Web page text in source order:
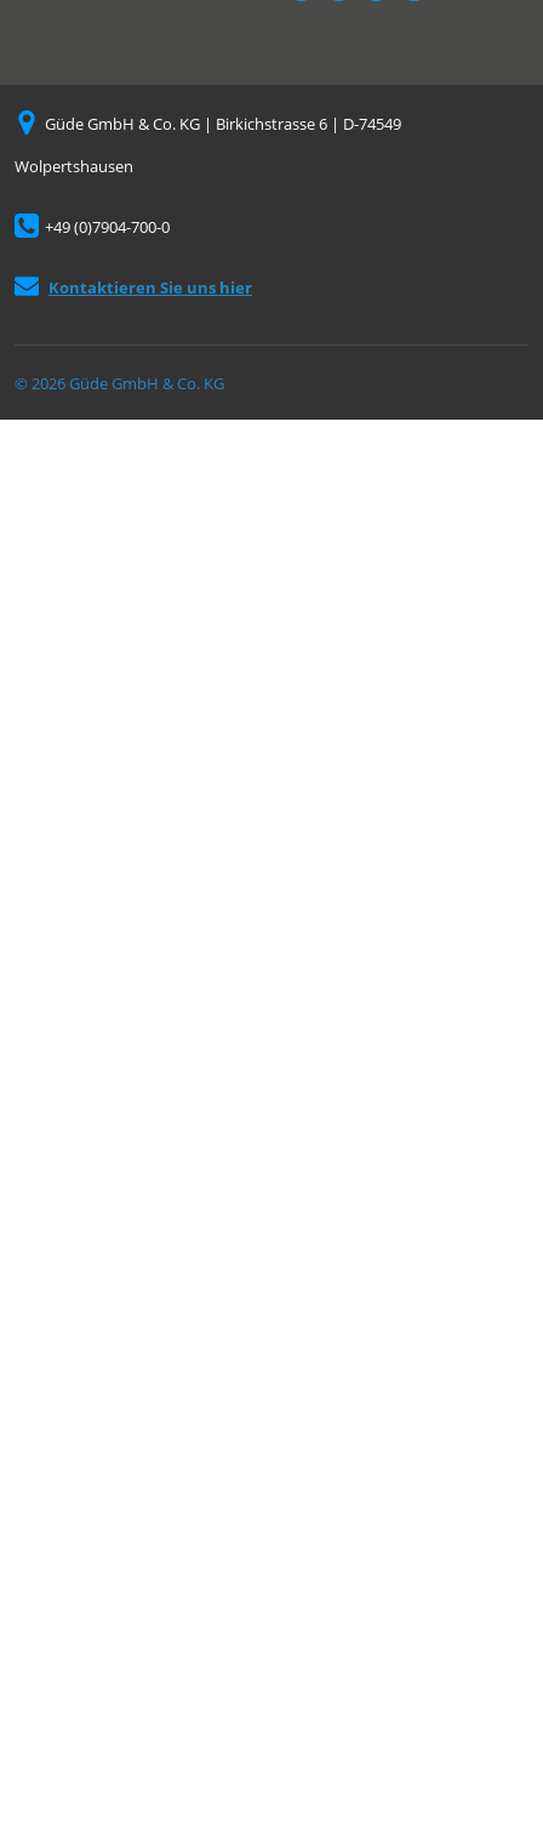
Güde GmbH & Co. KG | Birkichstrasse 6 | D-74549
Wolpertshausen
+49 (0)7904-700-0
Kontaktieren Sie uns hier
© 2026 Güde GmbH & Co. KG